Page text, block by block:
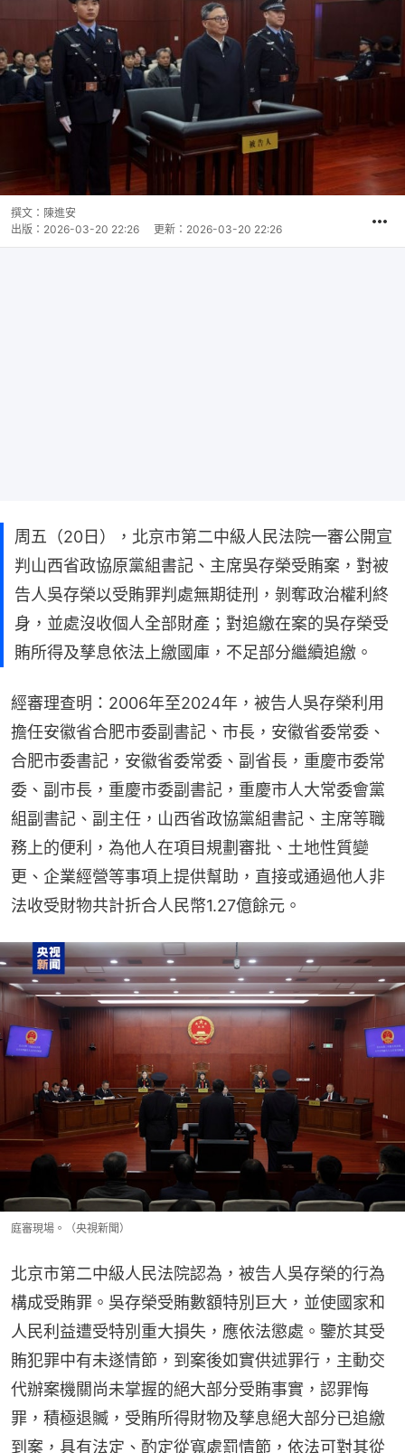
撰文： 陳進安
出版： 2026-03-20 22:26 更新： 2026-03-20 22:26
周五（20日），北京市第二中級人民法院一審公開宣
判山西省政協原黨組書記、主席吳存榮受賄案，對被
告人吳存榮以受賄罪判處無期徒刑，剝奪政治權利終
身，並處沒收個人全部財產；對追繳在案的吳存榮受
賄所得及孳息依法上繳國庫，不足部分繼續追繳。
經審理查明：2006年至2024年，被告人吳存榮利用
擔任安徽省合肥市委副書記、市長，安徽省委常委、
合肥市委書記，安徽省委常委、副省長，重慶市委常
委、副市長，重慶市委副書記，重慶市人大常委會黨
組副書記、副主任，山西省政協黨組書記、主席等職
務上的便利，為他人在項目規劃審批、土地性質變
更、企業經營等事項上提供幫助，直接或通過他人非
法收受財物共計折合人民幣1.27億餘元。
庭審現場。（央視新聞）
北京市第二中級人民法院認為，被告人吳存榮的行為
構成受賄罪。吳存榮受賄數額特別巨大，並使國家和
人民利益遭受特別重大損失，應依法懲處。鑒於其受
賄犯罪中有未遂情節，到案後如實供述罪行，主動交
代辦案機關尚未掌握的絕大部分受賄事實，認罪悔
罪，積極退贓，受賄所得財物及孳息絕大部分已追繳
到案，具有法定、酌定從寬處罰情節，依法可對其從